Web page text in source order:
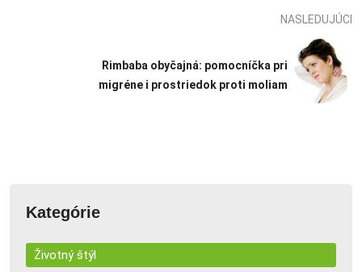
NASLEDUJÚCI
Rimbaba obyčajná: pomocníčka pri
migréne i prostriedok proti moliam
Kategórie
Životný štýl